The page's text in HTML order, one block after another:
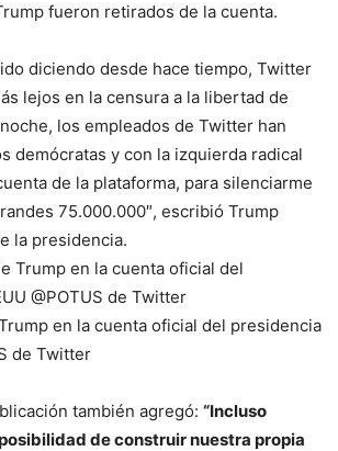
fueron retirados de la cuenta.
diciendo desde hace tiempo, Twitter
lejos en la censura a la libertad de
los empleados de Twitter han
demócratas y con la izquierda radical
de la plataforma, para silenciarme
75.000.000″, escribió Trump
la presidencia.
en la cuenta oficial del presidencia
de Twitter
también agregó: “Incluso
de construir nuestra propia